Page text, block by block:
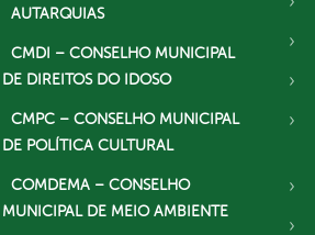
AUTARQUIAS
CMDI – CONSELHO MUNICIPAL
DE DIREITOS DO IDOSO
CMPC – CONSELHO MUNICIPAL
DE POLÍTICA CULTURAL
COMDEMA – CONSELHO
MUNICIPAL DE MEIO AMBIENTE